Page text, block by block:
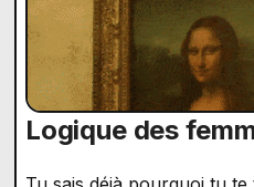
Logique des